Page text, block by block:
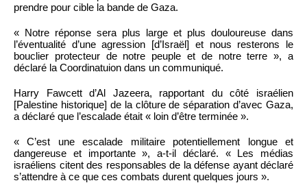
prendre pour cible la bande de Gaza.
« Notre réponse sera plus large et plus douloureuse dans
l’éventualité d’une agression [d’Israël] et nous resterons le
bouclier protecteur de notre peuple et de notre terre », a
déclaré la Coordinatuion dans un communiqué.
Harry Fawcett d’Al Jazeera, rapportant du côté israélien
[Palestine historique] de la clôture de séparation d’avec Gaza,
a déclaré que l’escalade était « loin d’être terminée ».
« C’est une escalade militaire potentiellement longue et
dangereuse et importante », a-t-il déclaré. « Les médias
israéliens citent des responsables de la défense ayant déclaré
s’attendre à ce que ces combats durent quelques jours ».